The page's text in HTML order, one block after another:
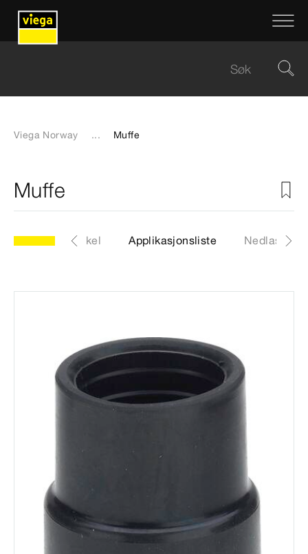
Viega Norway ... Muffe
Muffe
417 Artikkel Applikasjonsliste